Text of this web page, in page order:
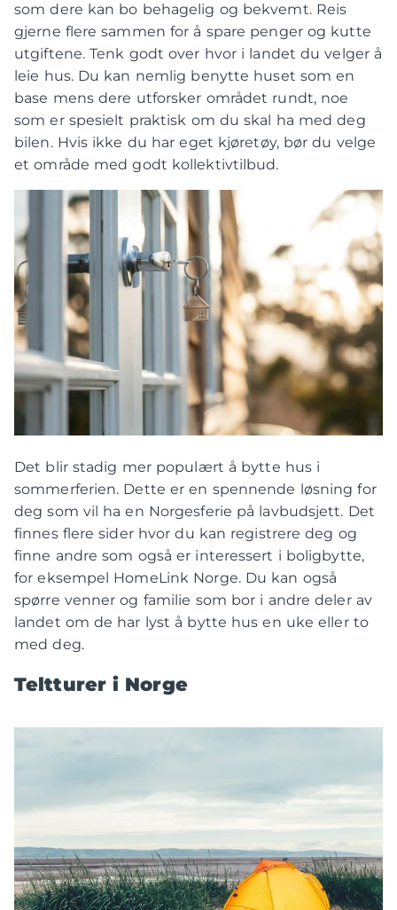
som dere kan bo behagelig og bekvemt. Reis
gjerne flere sammen for å spare penger og kutte
utgiftene. Tenk godt over hvor i landet du velger å
leie hus. Du kan nemlig benytte huset som en
base mens dere utforsker området rundt, noe
som er spesielt praktisk om du skal ha med deg
bilen. Hvis ikke du har eget kjøretøy, bør du velge
et område med godt kollektivtilbud.
Det blir stadig mer populært å bytte hus i
sommerferien. Dette er en spennende løsning for
deg som vil ha en Norgesferie på lavbudsjett. Det
finnes flere sider hvor du kan registrere deg og
finne andre som også er interessert i boligbytte,
for eksempel HomeLink Norge. Du kan også
spørre venner og familie som bor i andre deler av
landet om de har lyst å bytte hus en uke eller to
med deg.
Teltturer i Norge